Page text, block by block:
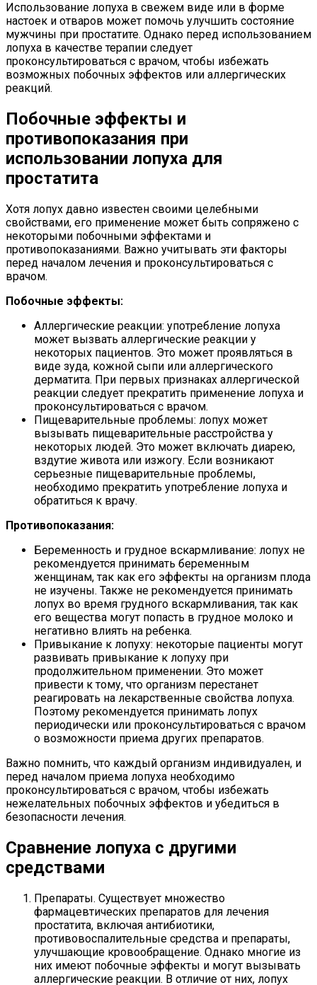
Использование лопуха в свежем виде или в форме
настоек и отваров может помочь улучшить состояние
мужчины при простатите. Однако перед использованием
лопуха в качестве терапии следует
проконсультироваться с врачом, чтобы избежать
возможных побочных эффектов или аллергических
реакций.
Побочные эффекты и
противопоказания при
использовании лопуха для
простатита
Хотя лопух давно известен своими целебными
свойствами, его применение может быть сопряжено с
некоторыми побочными эффектами и
противопоказаниями. Важно учитывать эти факторы
перед началом лечения и проконсультироваться с
врачом.
Побочные эффекты:
Аллергические реакции: употребление лопуха
может вызвать аллергические реакции у
некоторых пациентов. Это может проявляться в
виде зуда, кожной сыпи или аллергического
дерматита. При первых признаках аллергической
реакции следует прекратить применение лопуха и
проконсультироваться с врачом.
Пищеварительные проблемы: лопух может
вызывать пищеварительные расстройства у
некоторых людей. Это может включать диарею,
вздутие живота или изжогу. Если возникают
серьезные пищеварительные проблемы,
необходимо прекратить употребление лопуха и
обратиться к врачу.
Противопоказания:
Беременность и грудное вскармливание: лопух не
рекомендуется принимать беременным
женщинам, так как его эффекты на организм плода
не изучены. Также не рекомендуется принимать
лопух во время грудного вскармливания, так как
его вещества могут попасть в грудное молоко и
негативно влиять на ребенка.
Привыкание к лопуху: некоторые пациенты могут
развивать привыкание к лопуху при
продолжительном применении. Это может
привести к тому, что организм перестанет
реагировать на лекарственные свойства лопуха.
Поэтому рекомендуется принимать лопух
периодически или проконсультироваться с врачом
о возможности приема других препаратов.
Важно помнить, что каждый организм индивидуален, и
перед началом приема лопуха необходимо
проконсультироваться с врачом, чтобы избежать
нежелательных побочных эффектов и убедиться в
безопасности лечения.
Сравнение лопуха с другими
средствами
Препараты. Существует множество
фармацевтических препаратов для лечения
простатита, включая антибиотики,
противовоспалительные средства и препараты,
улучшающие кровообращение. Однако многие из
них имеют побочные эффекты и могут вызывать
аллергические реакции. В отличие от них, лопух